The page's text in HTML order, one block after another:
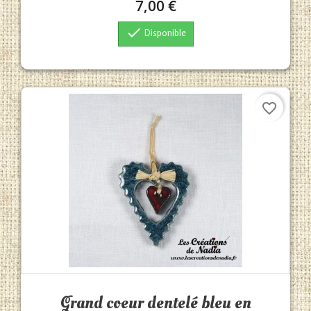
7,00 €
 Disponible
Grand coeur dentelé bleu en
favorite_border